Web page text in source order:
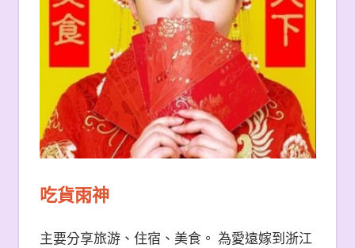
吃貨雨神
主要分享旅游、住宿、美食。 為愛遠嫁到浙江